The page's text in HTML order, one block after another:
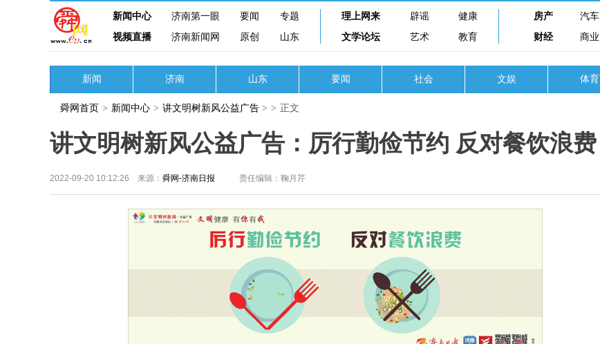
新闻中心 济南第一眼 要闻
专题
视频直播
济南新闻网 原创 山东
理上网来 辟谣
健康
文学论坛
艺术 教育
房产 汽车
财经
商业
新闻 济南 山东 要闻 社会 文娱 体育
舜网首页 > 新闻中心 > 讲文明树新风公益广告 > > 正文
讲文明树新风公益广告：厉行勤俭节约 反对餐饮浪费
2022-09-20 10:12:26 来源： 舜网-济南日报 责任编辑：鞠月芹